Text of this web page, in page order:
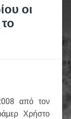
οι
από τον
Χρήστο